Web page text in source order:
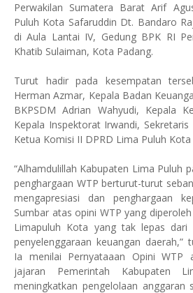
Perwakilan Sumatera Barat Arif
Puluh Kota Safaruddin Dt. Bandaro
di Aula Lantai IV, Gedung BPK RI
Khatib Sulaiman, Kota Padang.
Turut hadir pada kesempatan
Herman Azmar, Kepala Badan
BKPSDM Adrian Wahyudi, Kepala
Kepala Inspektorat Irwandi,
Ketua Komisi II DPRD Lima Puluh
“Alhamdulillah Kabupaten Lima Puluh
penghargaan WTP berturut-turut
mengapresiasi dan penghargaan
Sumbar atas opini WTP yang
Limapuluh Kota yang tak lepas dari
penyelenggaraan keuangan daerah,”
Ia menilai Pernyataaan Opini WTP
jajaran Pemerintah Kabupaten
meningkatkan pengelolaan anggaran